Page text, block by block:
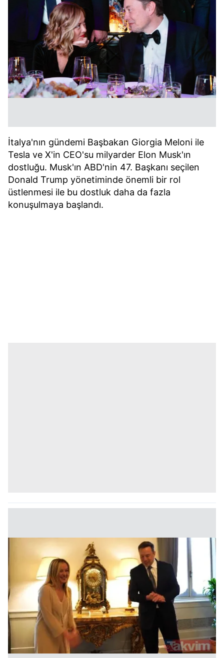
İtalya'nın gündemi Başbakan Giorgia Meloni ile
Tesla ve X'in CEO'su milyarder Elon Musk'ın
dostluğu. Musk'ın ABD'nin 47. Başkanı seçilen
Donald Trump yönetiminde önemli bir rol
üstlenmesi ile bu dostluk daha da fazla
konuşulmaya başlandı.